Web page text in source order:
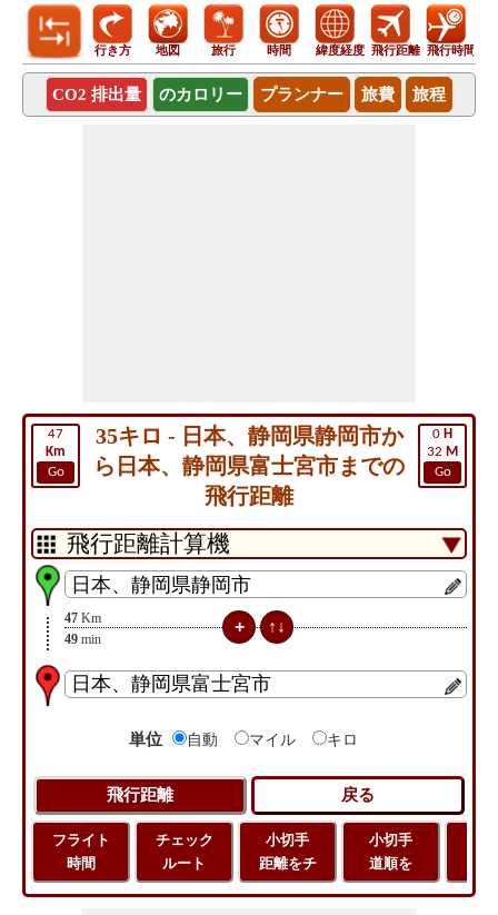
行き方 地図 旅行 時間 緯度経度 飛行距離 飛行時間
CO2 排出量 のカロリー プランナー 旅費 旅程
47
Km
Go
0 H
32 M
Go
35キロ - 日本、静岡県静岡市か
ら日本、静岡県富士宮市までの
飛行距離
47 Km
49 min
単位 自動 マイル キロ
フライト
時間
チェック
ルート
小切手
距離をチ
小切手
道順を